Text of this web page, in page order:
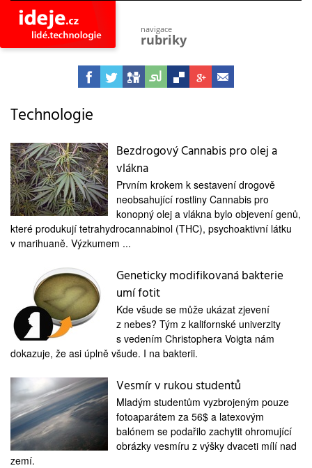
navigace
rubriky
astro
vesmír
společnost
objevy
vynálezy
planeta
přiroda
tajemství
firmy
zdraví
medicína
Technologie
Bezdrogový Cannabis pro olej a
vlákna
Prvním krokem k sestavení drogově
neobsahující rostliny Cannabis pro
konopný olej a vlákna bylo objevení genů,
které produkují tetrahydrocannabinol (THC), psychoaktivní látku
v marihuaně. Výzkumem ...
Geneticky modifikovaná bakterie
umí fotit
Kde všude se může ukázat zjevení
z nebes? Tým z kalifornské univerzity
s vedením Christophera Voigta nám
dokazuje, že asi úplně všude. I na bakterii.
Vesmír v rukou studentů
Mladým studentům vyzbrojeným pouze
fotoaparátem za 56$ a latexovým
balónem se podařilo zachytit ohromující
obrázky vesmíru z výšky dvaceti mílí nad
zemí.